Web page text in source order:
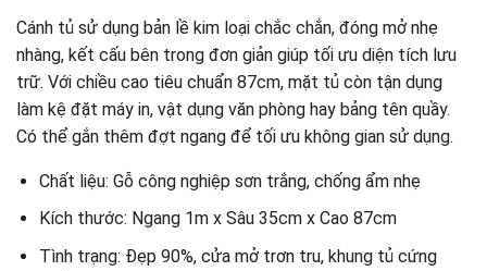
Cánh tủ sử dụng bản lề kim loại chắc chắn, đóng mở nhẹ
nhàng, kết cấu bên trong đơn giản giúp tối ưu diện tích lưu
trữ. Với chiều cao tiêu chuẩn 87cm, mặt tủ còn tận dụng
làm kệ đặt máy in, vật dụng văn phòng hay bảng tên quầy.
Có thể gắn thêm đợt ngang để tối ưu không gian sử dụng.
Chất liệu: Gỗ công nghiệp sơn trắng, chống ẩm nhẹ
Kích thước: Ngang 1m x Sâu 35cm x Cao 87cm
Tình trạng: Đẹp 90%, cửa mở trơn tru, khung tủ cứng